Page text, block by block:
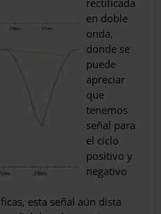
rectificada
en doble
onda,
donde se
puede
apreciar
que
tenemos
señal para
el ciclo
positivo y
negativo
esta señal aún dista